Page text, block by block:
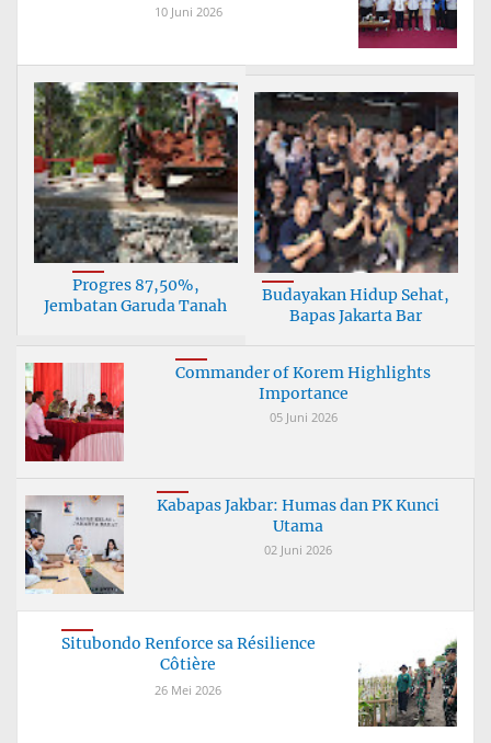
10 Juni 2026
Progres 87,50%,
Jembatan Garuda Tanah
Budayakan Hidup Sehat,
Bapas Jakarta Bar
Commander of Korem Highlights
Importance
05 Juni 2026
Kabapas Jakbar: Humas dan PK Kunci
Utama
02 Juni 2026
Situbondo Renforce sa Résilience
Côtière
26 Mei 2026